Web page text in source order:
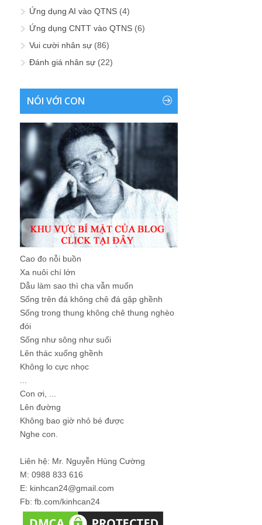
Ứng dụng AI vào QTNS (4)
Ứng dụng CNTT vào QTNS (6)
Vui cười nhân sự (86)
Đánh giá nhân sự (22)
NÓI VỚI CON
Cao đo nỗi buồn
Xa nuôi chí lớn
Dẫu làm sao thì cha vẫn muốn
Sống trên đá không chê đá gập ghềnh
Sống trong thung không chê thung nghèo
đói
Sống như sông như suối
Lên thác xuống ghềnh
Không lo cực nhọc
Con ơi, ...
Lên đường
Không bao giờ nhỏ bé được
Nghe con.
Liên hệ: Mr. Nguyễn Hùng Cường
M: 0988 833 616
E: kinhcan24@gmail.com
Fb: fb.com/kinhcan24